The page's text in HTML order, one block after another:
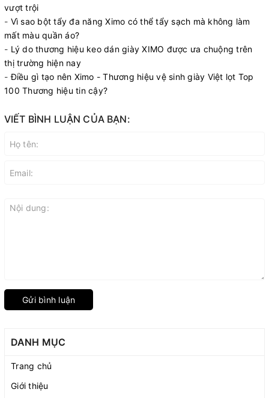
vượt trội
- Vì sao bột tẩy đa năng Ximo có thể tẩy sạch mà không làm
mất màu quần áo?
- Lý do thương hiệu keo dán giày XIMO được ưa chuộng trên
thị trường hiện nay
-Điều gì tạo nên Ximo - Thương hiệu vệ sinh giày Việt lọt Top
100 Thương hiệu tin cậy?
VIẾT BÌNH LUẬN CỦA BẠN:
Gửi bình luận
DANH MỤC
Trang chủ
Giới thiệu